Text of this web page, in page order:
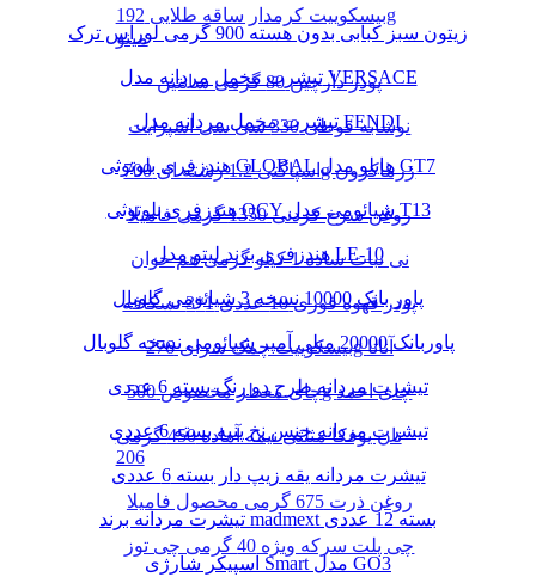
بیسکوییت کرمدار ساقه طلایی 192g
مینو
پودر دارچین 80 گرمی سانتین
نوشابه قوطی 330 سی سی اسپرایت
اسپاگتی 1.2 رشته ای 700g زرماکرون
روغن سرخ کردنی 1350 گرمی فامیلا
نی نبات ساده 1 کیلو گرمی هم خوان
پودر قهوه فوری 10 عددی 1*3 نسکافه
بیسکوییت چمک سرای 276g آناتا
چای معطر مخصوص 500g چای احمد
نان یوفکا مثلثی نیمه آماده 450 گرمی
206
روغن ذرت 675 گرمی محصول فامیلا
چی پلت سرکه ویژه 40 گرمی چی توز
زیتون سبز کبابی بدون هسته 900 گرمی لوراس ترک
تیشرت مخمل مردانه مدل VERSACE
تیشرت مخمل مردانه مدل FENDI
هندزفری بلوتوثی GLOBAL هایلو مدل GT7
هندزفری بلوتوثی QCY شیائومی مدل T13
هندزفری برند لیتو مدل LE-10
پاور بانک 10000 نسخه 3 شیائومی گلوبال
پاوربانک 20000 میلی آمپر شیائومی نسخه گلوبال
تیشرت مردانه طرح دو رنگ بسته 6 عددی
تیشرت مردانه جنس نخ پنبه بسته 6 عددی
تیشرت مردانه یقه زیپ دار بسته 6 عددی
تیشرت مردانه برند madmext بسته 12 عددی
اسپیکر شارژی Smart مدل GO3